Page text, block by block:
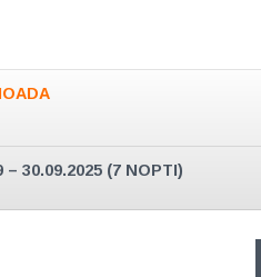
– 30.09.2025 (7 NOPTI)